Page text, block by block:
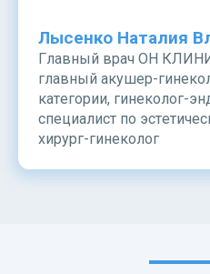
Лысенко Наталия
Главный врач ОН
главный акушер-
категории, гинеколог-
специалист по
хирург-гинеколог